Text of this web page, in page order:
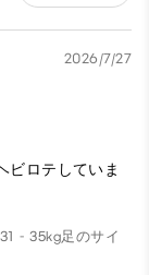
2026/7/27
ビロテしていま
- 35kg足のサイ